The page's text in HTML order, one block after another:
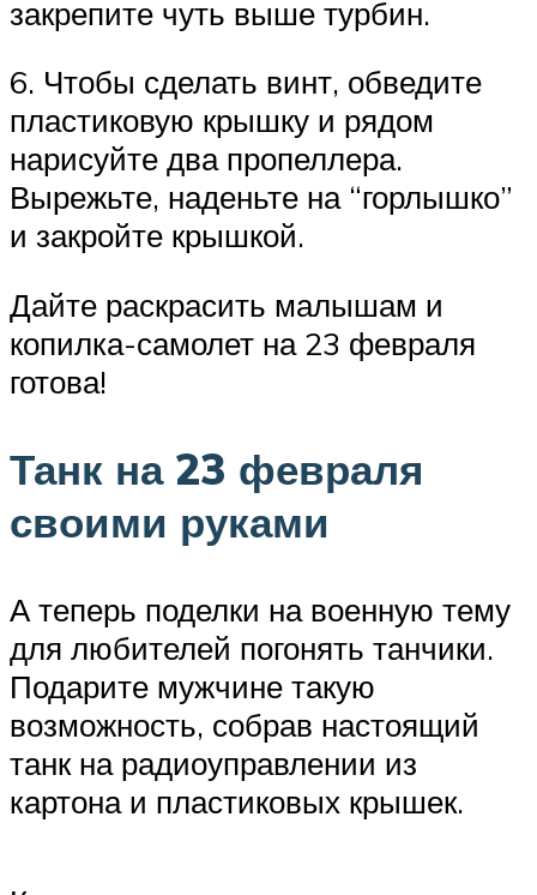
закрепите чуть выше турбин.
6. Чтобы сделать винт, обведите
пластиковую крышку и рядом
нарисуйте два пропеллера.
Вырежьте, наденьте на “горлышко”
и закройте крышкой.
Дайте раскрасить малышам и
копилка-самолет на 23 февраля
готова!
Танк на 23 февраля
своими руками
А теперь поделки на военную тему
для любителей погонять танчики.
Подарите мужчине такую
возможность, собрав настоящий
танк на радиоуправлении из
картона и пластиковых крышек.